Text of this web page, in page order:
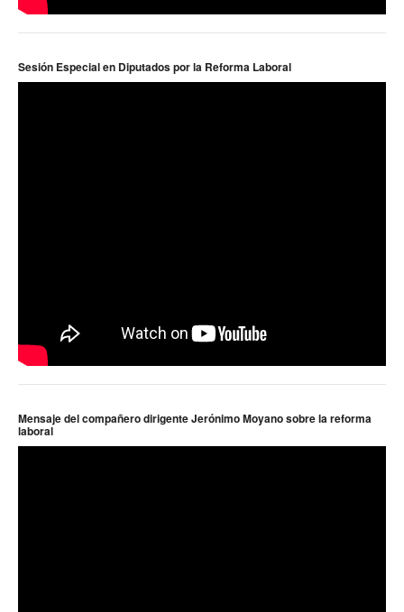
Sesión Especial en Diputados por la Reforma Laboral
Mensaje del compañero dirigente Jerónimo Moyano sobre la reforma
laboral